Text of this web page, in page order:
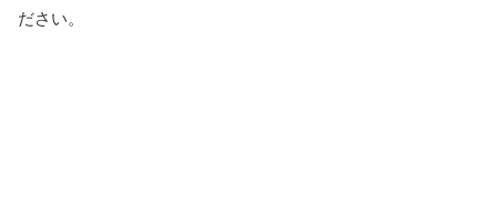
ださい。